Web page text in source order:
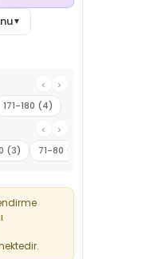
▼
‹
›
171-180 (4)
‹
›
(3) 71-80 (2)